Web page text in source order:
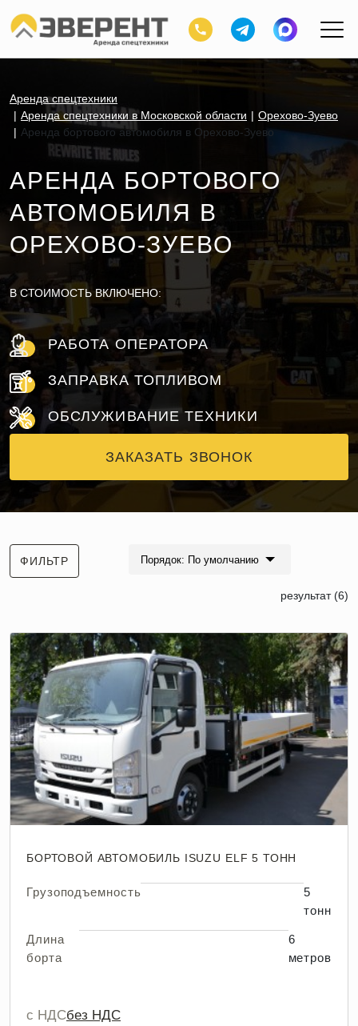
Аренда спецтехники
Аренда спецтехники в Московской области
Орехово-Зуево
Аренда бортового автомобиля в Орехово-Зуево
АРЕНДА БОРТОВОГО
АВТОМОБИЛЯ В
ОРЕХОВО-ЗУЕВО
В СТОИМОСТЬ ВКЛЮЧЕНО:
РАБОТА ОПЕРАТОРА
ЗАПРАВКА ТОПЛИВОМ
ОБСЛУЖИВАНИЕ ТЕХНИКИ
ЗАКАЗАТЬ ЗВОНОК
ФИЛЬТР Порядок: По умолчанию
результат (6)
БОРТОВОЙ АВТОМОБИЛЬ ISUZU ELF 5 ТОНН
Грузоподъемность
5
тонн
Длина
борта
6
метров
с НДСбез НДС